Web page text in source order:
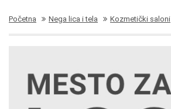
Početna Nega lica i tela Kozmetički saloni